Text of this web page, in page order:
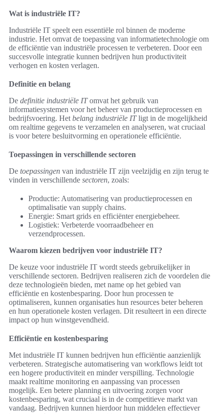
Wat is industriële IT?
Industriële IT speelt een essentiële rol binnen de moderne
industrie. Het omvat de toepassing van informatietechnologie om
de efficiëntie van industriële processen te verbeteren. Door een
succesvolle integratie kunnen bedrijven hun productiviteit
verhogen en kosten verlagen.
Definitie en belang
De definitie industriële ITomvat het gebruik van
informatiesystemen voor het beheer van productieprocessen en
bedrijfsvoering. Het belang industriële ITligt in de mogelijkheid
om realtime gegevens te verzamelen en analyseren, wat cruciaal
is voor betere besluitvorming en operationele efficiëntie.
Toepassingen in verschillende sectoren
De toepassingen van industriële IT zijn veelzijdig en zijn terug te
vinden in verschillende sectoren, zoals:
Productie: Automatisering van productieprocessen en
optimalisatie van supply chains.
Energie: Smart grids en efficiënter energiebeheer.
Logistiek: Verbeterde voorraadbeheer en
verzendprocessen.
Waarom kiezen bedrijven voor industriële IT?
De keuze voor industriële IT wordt steeds gebruikelijker in
verschillende sectoren. Bedrijven realiseren zich de voordelen die
deze technologieën bieden, met name op het gebied van
efficiëntie en kostenbesparing. Door hun processen te
optimaliseren, kunnen organisaties hun resources beter beheren
en hun operationele kosten verlagen. Dit resulteert in een directe
impact op hun winstgevendheid.
Efficiëntie en kostenbesparing
Met industriële IT kunnen bedrijven hun efficiëntie aanzienlijk
verbeteren. Strategische automatisering van workflows leidt tot
een hogere productiviteit en minder verspilling. Technologie
maakt realtime monitoring en aanpassing van processen
mogelijk. Een betere planning en uitvoering zorgen voor
kostenbesparing, wat cruciaal is in de competitieve markt van
vandaag. Bedrijven kunnen hierdoor hun middelen effectiever